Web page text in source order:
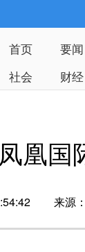
首页 要闻
社会
财经
凰国
来源